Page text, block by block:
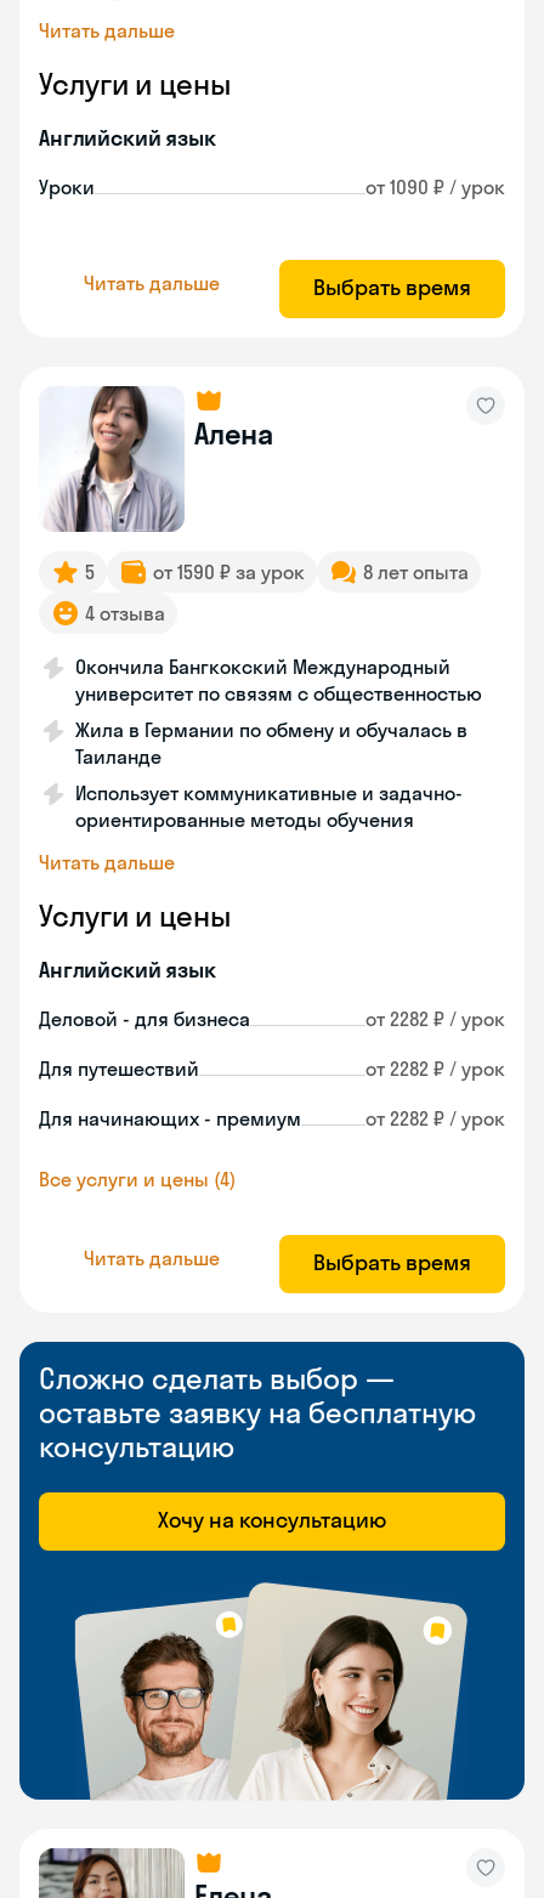
Читать дальше
Услуги и цены
Английский язык
Уроки от 1090 ₽ / урок
Читать дальше Выбрать время
Алена
5 от 1590 ₽ за урок
8 лет опыта
4 отзыва
Окончила Бангкокский Международный
университет по связям с общественностью
Жила в Германии по обмену и обучалась в
Таиланде
Использует коммуникативные и задачно-
ориентированные методы обучения
Читать дальше
Услуги и цены
Английский язык
Деловой - для бизнеса от 2282 ₽ / урок
Для путешествий от 2282 ₽ / урок
Для начинающих - премиум от 2282 ₽ / урок
Все услуги и цены (4)
Читать дальше Выбрать время
Сложно сделать выбор —
оставьте заявку на бесплатную
консультацию
Хочу на консультацию